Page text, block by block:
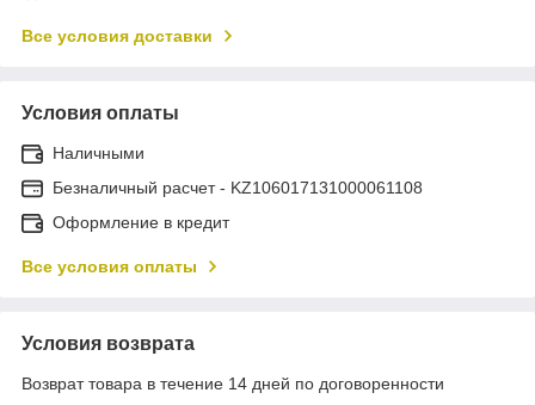
Все условия доставки
Условия оплаты
Наличными
Безналичный расчет - KZ106017131000061108
Оформление в кредит
Все условия оплаты
Условия возврата
Возврат товара в течение 14 дней по договоренности